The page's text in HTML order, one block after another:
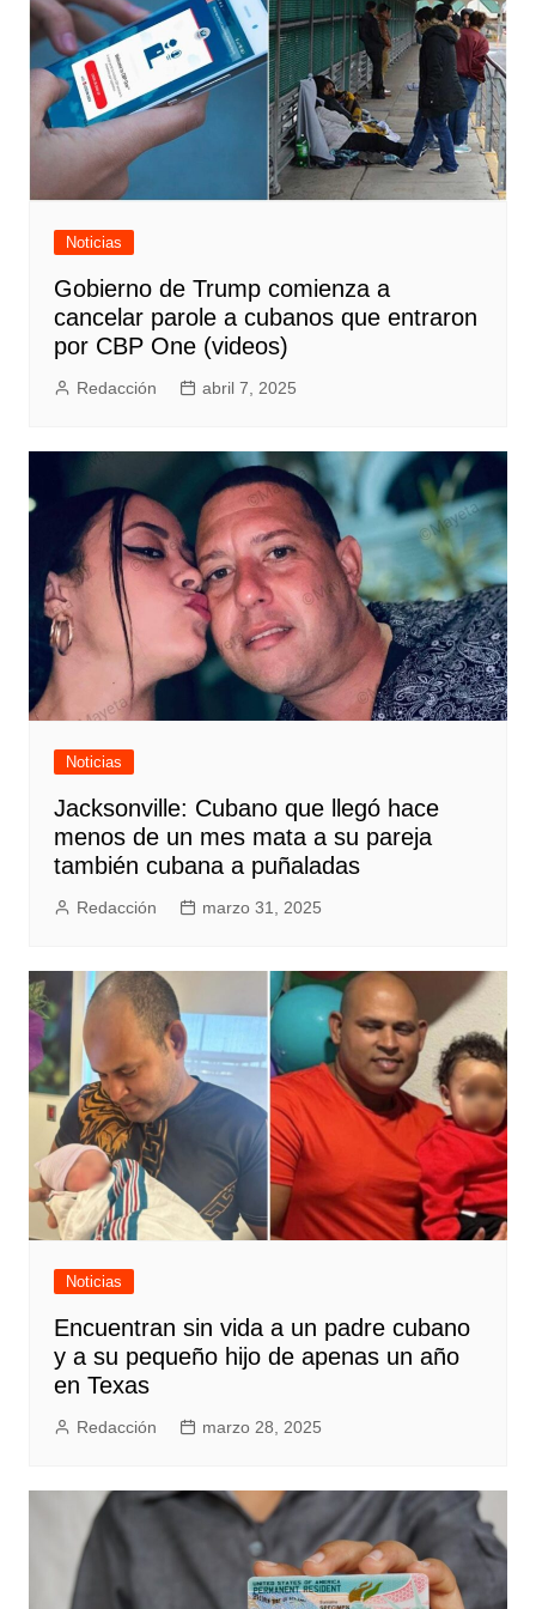
Noticias
Gobierno de Trump comienza a
cancelar parole a cubanos que entraron
por CBP One (videos)
Redacción abril 7, 2025
Noticias
Jacksonville: Cubano que llegó hace
menos de un mes mata a su pareja
también cubana a puñaladas
Redacción marzo 31, 2025
Noticias
Encuentran sin vida a un padre cubano
y a su pequeño hijo de apenas un año
en Texas
Redacción marzo 28, 2025